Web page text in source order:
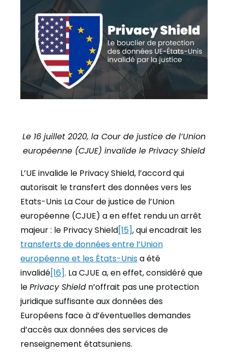
Le 16 juillet 2020, la Cour de justice de l’Union
européenne (CJUE) invalide le Privacy Shield
L’UE invalide le Privacy Shield, l’accord qui
autorisait le transfert des données vers les
Etats-Unis La Cour de justice de l’Union
européenne (CJUE) a en effet rendu un arrêt
majeur : le Privacy Shield[15], qui encadrait les
transferts de données entre l’Union
européenne et les États-Unisa été
invalidé[16]. La CJUE a, en effet, considéré que
lePrivacy Shield n’offrait pas une protection
juridique suffisante aux données des
Européens face à d’éventuelles demandes
d’accès aux données des services de
renseignement étatsuniens.